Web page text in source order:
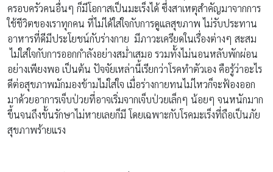
ครอบครัวคนอื่นๆ ก็มีโอกาสเป็นมะเร็งได้ ซึ่งสาเหตุสำคัญมาจากการ
ใช้ชีวิตของเราทุกคน ที่ไม่ได้ใส่ใจกับการดูแลสุขภาพ ไม่รับประทาน
อาหารที่ดีมีประโยชน์กับร่างกาย มีภาวะเครียดในเรื่องต่างๆ สะสม
ไม่ใส่ใจกับการออกกำลังอย่างสม่ำเสมอ รวมทั้งไม่นอนหลับพักผ่อน
อย่างเพียงพอ เป็นต้น ปัจจัยเหล่านี้เรียกว่าโรคทำตัวเอง คือรู้ว่าอะไร
ดีต่อสุขภาพมักมองข้ามไม่ใส่ใจ เมื่อร่างกายทนไม่ไหวก็จะฟ้องออก
มาด้วยอาการเจ็บป่วยที่อาจเริ่มจากเจ็บป่วยเล็กๆ น้อยๆ จนหนักมาก
ขึ้นจนถึงขั้นรักษาไม่หายเลยก็มี โดยเฉพาะกับโรคมะเร็งที่ถือเป็นภัย
สุขภาพร้ายแรง